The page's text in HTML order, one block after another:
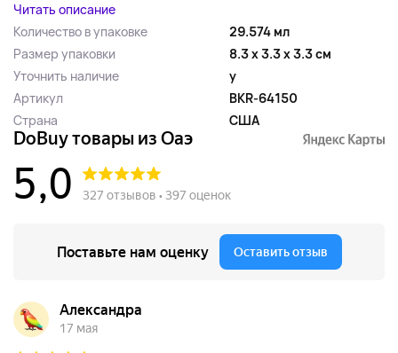
Читать описание
Количество в упаковке
29.574 мл
Размер упаковки
8.3 x 3.3 x 3.3 см
Уточнить наличие
y
Артикул
BKR-64150
Страна
США